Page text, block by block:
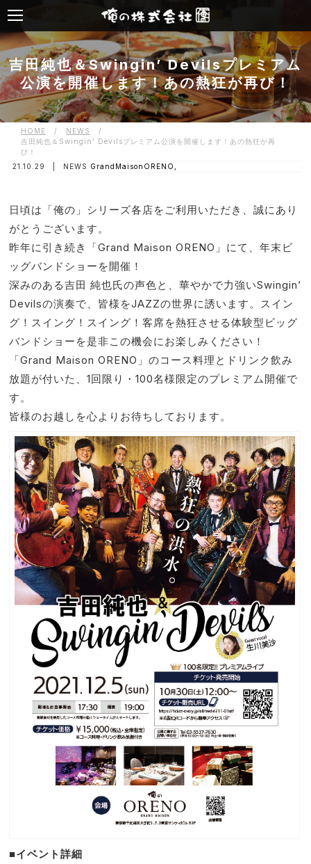
吉田純也＆Swingin’ Devilsプレミアム
公演を開催します！あの熱狂が再び！
HOME / NEWS
/
吉田純也＆Swingin’ Devilsプレミアム公演を開催します！あの熱狂が再
び！
21.10.29 |
NEWS GrandMaisonORENO,
日頃は「俺の」シリーズ各店をご利用いただき、誠にあり
がとうございます。
昨年に引き続き「Grand Maison ORENO」にて、年末ビ
ッグバンドショーを開催！
深みのある吉田 純也氏の声色と、華やかで力強いSwingin’
Devilsの演奏で、皆様をJAZZの世界に誘います。スイン
グ！スイング！スイング！客席を熱狂させる体験型ビッグ
バンドショーを是非この機会にお楽しみください！
「Grand Maison ORENO」のコース料理とドリンク飲み
放題が付いた、1回限り・100名様限定のプレミアム開催で
す。
皆様のお越しを心よりお待ちしております。
■イベント詳細